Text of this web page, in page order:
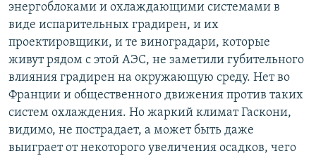
энергоблоками и охлаждающими системами в
виде испарительных градирен, и их
проектировщики, и те виноградари, которые
живут рядом с этой АЭС, не заметили губительного
влияния градирен на окружающую среду. Нет во
Франции и общественного движения против таких
систем охлаждения. Но жаркий климат Гаскони,
видимо, не пострадает, а может быть даже
выиграет от некоторого увеличения осадков, чего